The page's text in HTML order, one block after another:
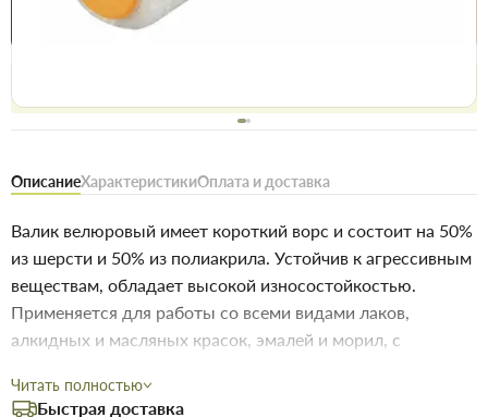
Купить в 1 клик Нашли дешевле
ОписаниеХарактеристикиОплата и доставка
Валик велюровый имеет короткий ворс и состоит на 50%
из шерсти и 50% из полиакрила. Устойчив к агрессивным
веществам, обладает высокой износостойкостью.
Применяется для работы со всеми видами лаков,
алкидных и масляных красок, эмалей и морил, с
антикоррозионными красками, смолами, клеями на всех
Читать полностью
Быстрая доставка